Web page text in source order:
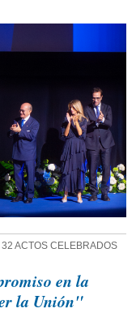
ACTOS CELEBRADOS
en la
la Unión"